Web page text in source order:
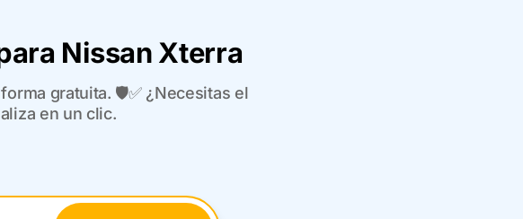
Nissan Xterra
gratuita. 🛡️✅ ¿Necesitas el
en un clic.